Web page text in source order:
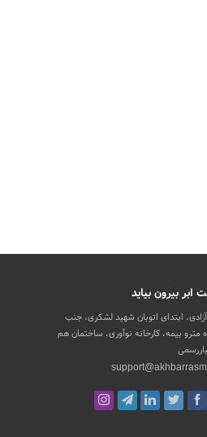
ابر بیرون بیاید
ابتدای اتوبان شهید لشکری، جنب
مترو بیمه، کارخانه نوآوری، ساختمان هم